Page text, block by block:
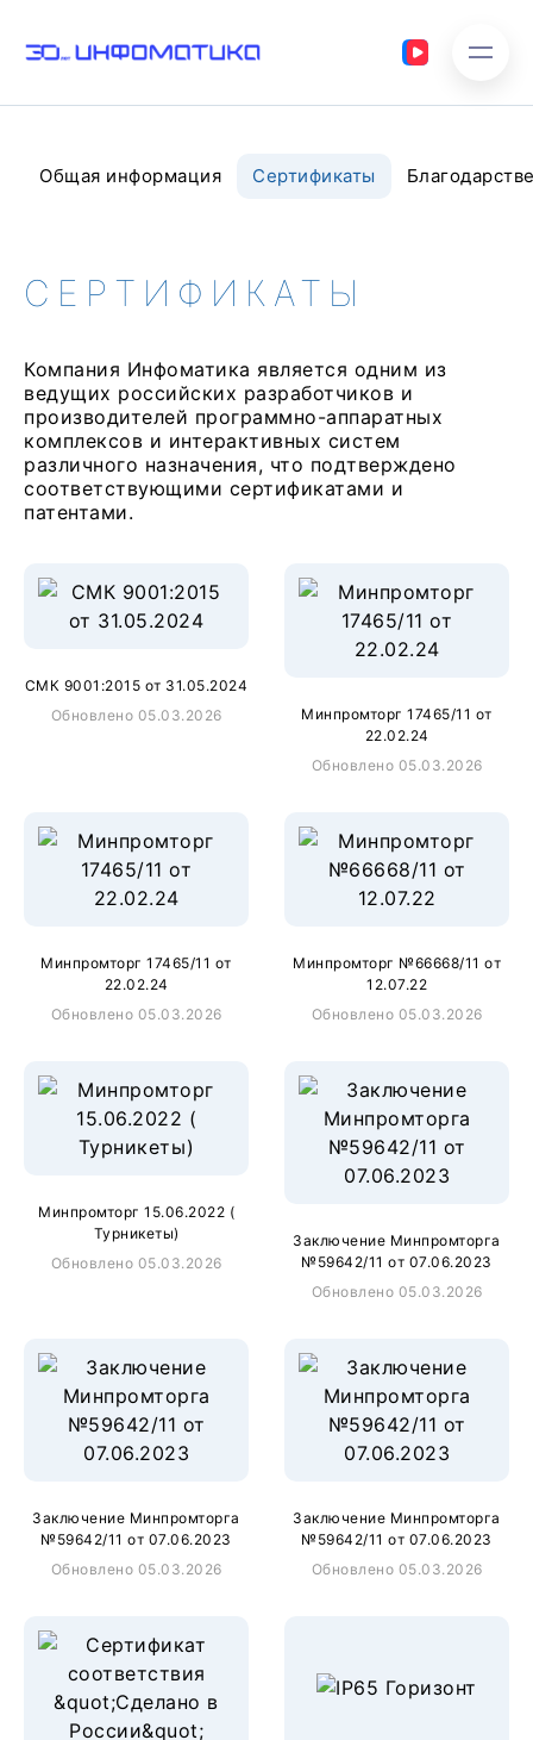
Общая информация Сертификаты
СЕРТИФИКАТЫ
Компания Инфоматика является одним из
ведущих российских разработчиков и
производителей программно-аппаратных
комплексов и интерактивных систем
различного назначения, что подтверждено
соответствующими сертификатами и
патентами.
СМК 9001:2015 от 31.05.2024
Обновлено 05.03.2026
Минпромторг 17465/11 от
22.02.24
Обновлено 05.03.2026
Минпромторг 17465/11 от
22.02.24
Обновлено 05.03.2026
Минпромторг №66668/11 от
12.07.22
Обновлено 05.03.2026
Минпромторг 15.06.2022 (
Турникеты)
Обновлено 05.03.2026
Заключение Минпромторга
№59642/11 от 07.06.2023
Обновлено 05.03.2026
Заключение Минпромторга
№59642/11 от 07.06.2023
Обновлено 05.03.2026
Заключение Минпромторга
№59642/11 от 07.06.2023
Обновлено 05.03.2026